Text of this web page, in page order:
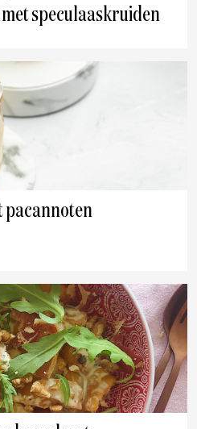
speculaaskruiden
pacannoten